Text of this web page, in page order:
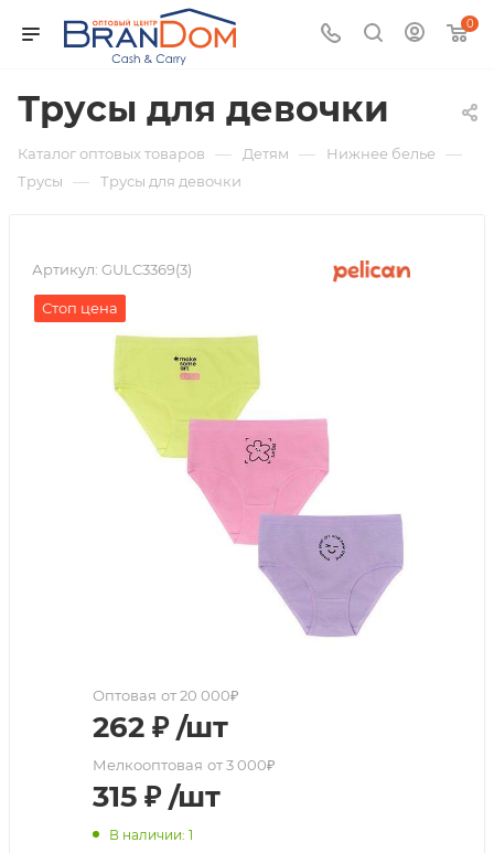
0
Трусы для девочки
Каталог оптовых товаров — Детям — Нижнее белье —
Трусы — Трусы для девочки
Артикул: GULC3369(3)
Стоп цена
Оптовая от 20 000₽
262 ₽ /шт
Мелкооптовая от 3 000₽
315 ₽ /шт
В наличии: 1